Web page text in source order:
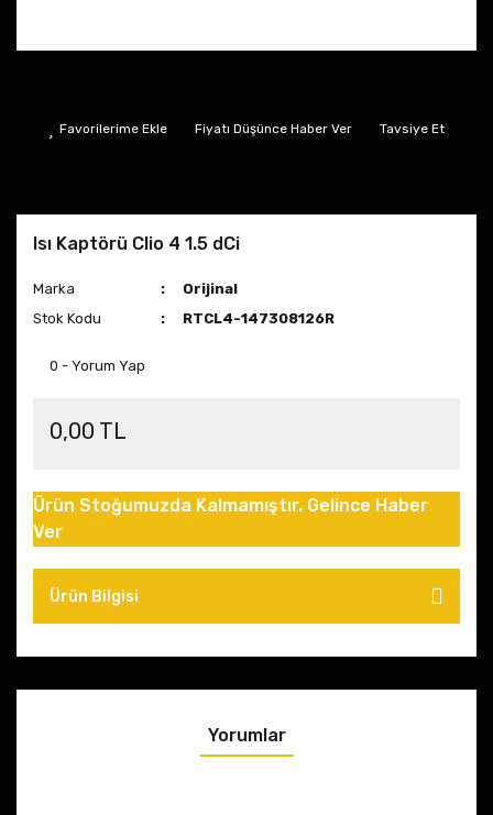
Fiyatı Düşünce Haber Ver Tavsiye Et
Isı Kaptörü Clio 4 1.5 dCi
Marka
Orijinal
Stok Kodu
RTCL4-147308126R
0 - Yorum Yap
0,00 TL
Ürün Stoğumuzda Kalmamıştır. Gelince Haber
Ver
Ürün Bilgisi
Yorumlar